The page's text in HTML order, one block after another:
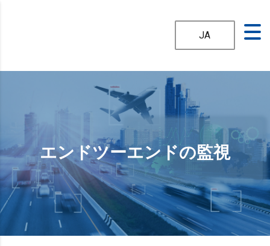
JA
エンドツーエンドの監視